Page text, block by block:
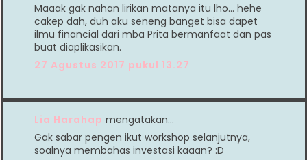
Maaak gak nahan lirikan matanya itu lho... hehe
cakep dah, duh aku seneng banget bisa dapet
ilmu financial dari mba Prita bermanfaat dan pas
buat diaplikasikan.
27 Agustus 2017 pukul 13.27
Lia Harahap mengatakan…
Gak sabar pengen ikut workshop selanjutnya,
soalnya membahas investasi kaaan? :D